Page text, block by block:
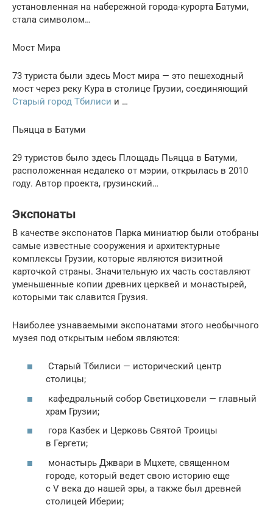
установленная на набережной города-курорта Батуми,
стала символом…
Мост Мира
73 туристa были здесь Мост мира — это пешеходный
мост через реку Кура в столице Грузии, соединяющий
Старый город Тбилиси и …
Пьяцца в Батуми
29 туристов было здесь Площадь Пьяцца в Батуми,
расположенная недалеко от мэрии, открылась в 2010
году. Автор проекта, грузинский…
Экспонаты
В качестве экспонатов Парка миниатюр были отобраны
самые известные сооружения и архитектурные
комплексы Грузии, которые являются визитной
карточкой страны. Значительную их часть составляют
уменьшенные копии древних церквей и монастырей,
которыми так славится Грузия.
Наиболее узнаваемыми экспонатами этого необычного
музея под открытым небом являются:
Старый Тбилиси — исторический центр
столицы;
кафедральный собор Светицховели — главный
храм Грузии;
гора Казбек и Церковь Святой Троицы
в Гергети;
монастырь Джвари в Мцхете, священном
городе, который ведет свою историю еще
с V века до нашей эры, а также был древней
столицей Иберии;